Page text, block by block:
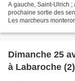
A gauche, Saint-Ulrich ;
prochaine sortie des
Les marcheurs
Dimanche 25
à Labaroche (2)